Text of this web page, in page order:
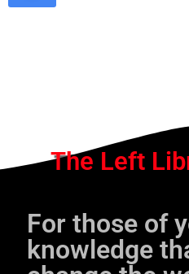
The Left
For those of
knowledge